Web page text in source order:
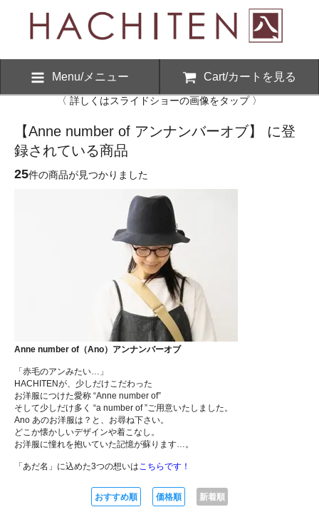
Menu/メニュー Cart/カートを見る
〈 詳しくはスライドショーの画像をタップ 〉
【Anne number of アンナンバーオブ】 に登
録されている商品
25件の商品が見つかりました
Anne number of（Ano）アンナンバーオブ
「赤毛のアンみたい…」
HACHITENが、少しだけこだわった
お洋服につけた愛称 “Anne number of”
そして少しだけ多く “a number of ”ご用意いたしました。
Ano あのお洋服は？と、お尋ね下さい。
どこか懐かしいデザインや着こなし。
お洋服に憧れを抱いていた記憶が蘇ります…。
「あだ名」に込めた3つの想いはこちらです！
おすすめ順 価格順 新着順